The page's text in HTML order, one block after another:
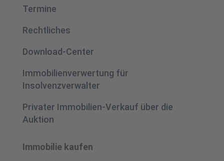
Termine
Rechtliches
Download-Center
Immobilienverwertung für
Insolvenzverwalter
Privater Immobilien-Verkauf über die
Auktion
Immobilie kaufen